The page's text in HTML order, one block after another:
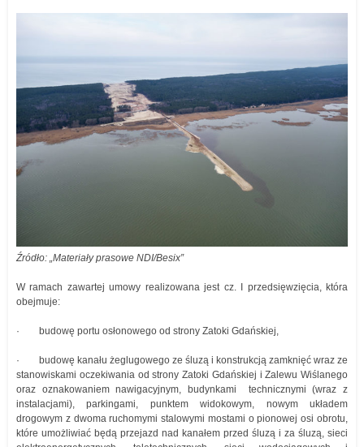
Źródło: „Materiały prasowe NDI/Besix”
W ramach zawartej umowy realizowana jest cz. I przedsięwzięcia, która
obejmuje:
· budowę portu osłonowego od strony Zatoki Gdańskiej,
· budowę kanału żeglugowego ze śluzą i konstrukcją zamknięć wraz ze
stanowiskami oczekiwania od strony Zatoki Gdańskiej i Zalewu Wiślanego
oraz oznakowaniem nawigacyjnym, budynkami technicznymi (wraz z
instalacjami), parkingami, punktem widokowym, nowym układem
drogowym z dwoma ruchomymi stalowymi mostami o pionowej osi obrotu,
które umożliwiać będą przejazd nad kanałem przed śluzą i za śluzą, sieci